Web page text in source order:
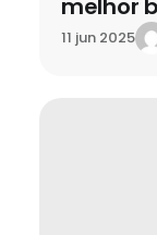
melhor
11 jun 2025